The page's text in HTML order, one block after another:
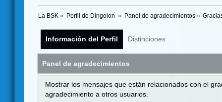
La BSK » Perfil de Dingolon » Panel de agradecimientos»
Información del Perfil Distinciones
Panel de agradecimientos
Mostrar los mensajes que están relacionados con el
agradecimiento a otros usuarios.